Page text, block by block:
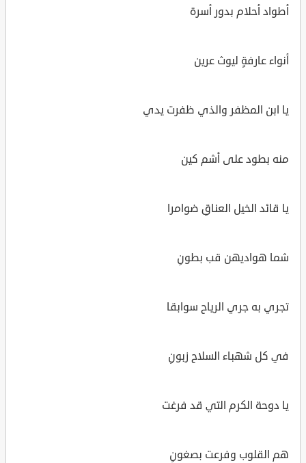
أطواد أحلام بدور أسرة
أنواء عارفةٍ ليوث عرين
يا ابن المظفر والذي ظفرت يدي
منه بطود على أشم كين
يا قائد الخيل العناقِ ضوامرا
شما هواديهن قب بطونِ
تجري به جري الرياح سوابقا
في كل شهباء السلاح زبونِ
يا دوحة الكرم التي قد فرغت
هم القلوب وفرعت بصغونِ